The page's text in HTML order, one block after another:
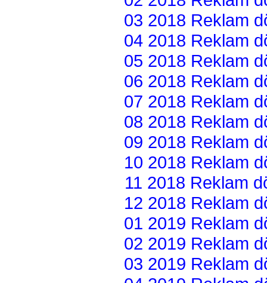
03 2018 Reklam
04 2018 Reklam
05 2018 Reklam
06 2018 Reklam
07 2018 Reklam
08 2018 Reklam
09 2018 Reklam
10 2018 Reklam
11 2018 Reklam
12 2018 Reklam
01 2019 Reklam
02 2019 Reklam
03 2019 Reklam